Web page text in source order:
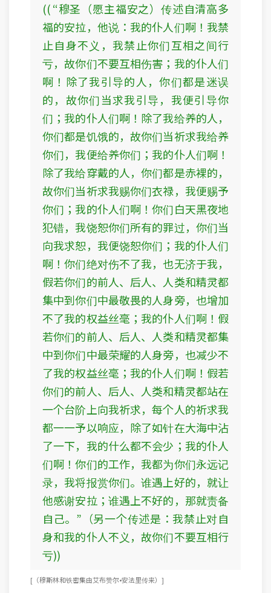
(( “穆圣（愿主福安之）传述自清高多
福的安拉，他说：我的仆人们啊！我禁
止自身不义，我禁止你们互相之间行
亏，故你们不要互相伤害；我的仆人们
啊！除了我引导的人，你们都是迷误
的，故你们当求我引导，我便引导你
们；我的仆人们啊！除了我给养的人，
你们都是饥饿的，故你们当祈求我给养
你们，我便给养你们；我的仆人们啊！
除了我给穿戴的人，你们都是赤裸的，
故你们当祈求我赐你们衣禄，我便赐予
你们；我的仆人们啊！你们白天黑夜地
犯错，我饶恕你们所有的罪过，你们当
向我求恕，我便饶恕你们；我的仆人们
啊！你们绝对伤不了我，也无济于我，
假若你们的前人、后人、人类和精灵都
集中到你们中最敬畏的人身旁，也增加
不了我的权益丝毫；我的仆人们啊！假
若你们的前人、后人、人类和精灵都集
中到你们中最荣耀的人身旁，也减少不
了我的权益丝毫；我的仆人们啊！假若
你们的前人、后人、人类和精灵都站在
一个台阶上向我祈求，每个人的祈求我
都一一予以响应，除了如针在大海中沾
了一下，我的什么都不会少；我的仆人
们啊！你们的工作，我都为你们永远记
录，我将报赏你们。谁遇上好的，就让
他感谢安拉；谁遇上不好的，那就责备
自己。”（另一个传述是：我禁止对自
身和我的仆人不义，故你们不要互相行
亏))
[ （穆斯林和铁密集由艾布赞尔•安法里传来） ]